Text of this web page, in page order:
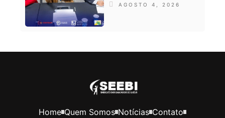
AGOSTO 4, 2026
Home Quem Somos Notícias Contato